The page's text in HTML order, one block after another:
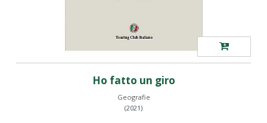
Ho fatto un giro
Geografie
(2021)